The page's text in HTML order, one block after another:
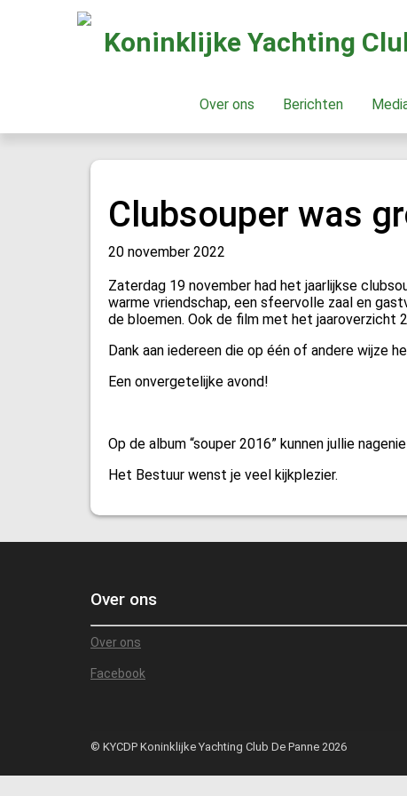
Koninklijke Yachting
Over ons Berichten
Clubsouper was
20 november 2022
Zaterdag 19 november had het jaarlijkse
warme vriendschap, een sfeervolle zaal en
de bloemen. Ook de film met het jaaroverzicht
Dank aan iedereen die op één of andere wijze
Een onvergetelijke avond!
Op de album “souper 2016” kunnen jullie
Het Bestuur wenst je veel kijkplezier.
Over ons
Over ons
Facebook
© KYCDP Koninklijke Yachting Club De Panne 2026